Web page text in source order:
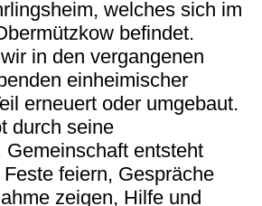
welches sich im
befindet.
in den vergangenen
einheimischer
erneuert oder umgebaut.
durch seine
Gemeinschaft entsteht
feiern, Gespräche
zeigen, Hilfe und